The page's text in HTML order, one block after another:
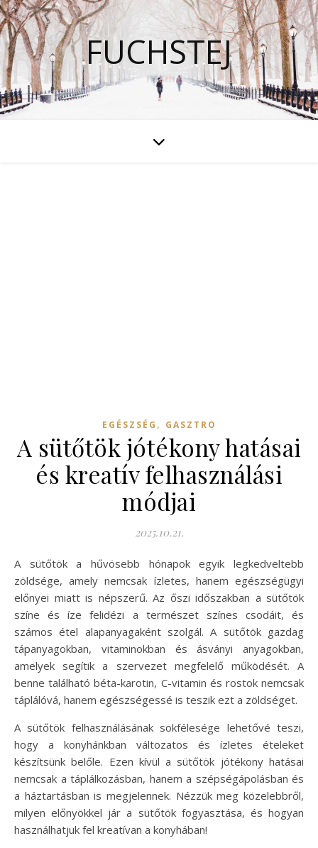
FUCHSTEJ
EGÉSZSÉG , GASZTRO
A sütőtök jótékony hatásai
és kreatív felhasználási
módjai
2025.10.21.
A sütőtök a hűvösebb hónapok egyik legkedveltebb
zöldsége, amely nemcsak ízletes, hanem egészségügyi
előnyei miatt is népszerű. Az őszi időszakban a sütőtök
színe és íze felidézi a természet színes csodáit, és
számos étel alapanyagaként szolgál. A sütőtök gazdag
tápanyagokban, vitaminokban és ásványi anyagokban,
amelyek segítik a szervezet megfelelő működését. A
benne található béta-karotin, C-vitamin és rostok nemcsak
táplálóvá, hanem egészségessé is teszik ezt a zöldséget.
A sütőtök felhasználásának sokfélesége lehetővé teszi,
hogy a konyhánkban változatos és ízletes ételeket
készítsünk belőle. Ezen kívül a sütőtök jótékony hatásai
nemcsak a táplálkozásban, hanem a szépségápolásban és
a háztartásban is megjelennek. Nézzük meg közelebbről,
milyen előnyökkel jár a sütőtök fogyasztása, és hogyan
használhatjuk fel kreatívan a konyhában!